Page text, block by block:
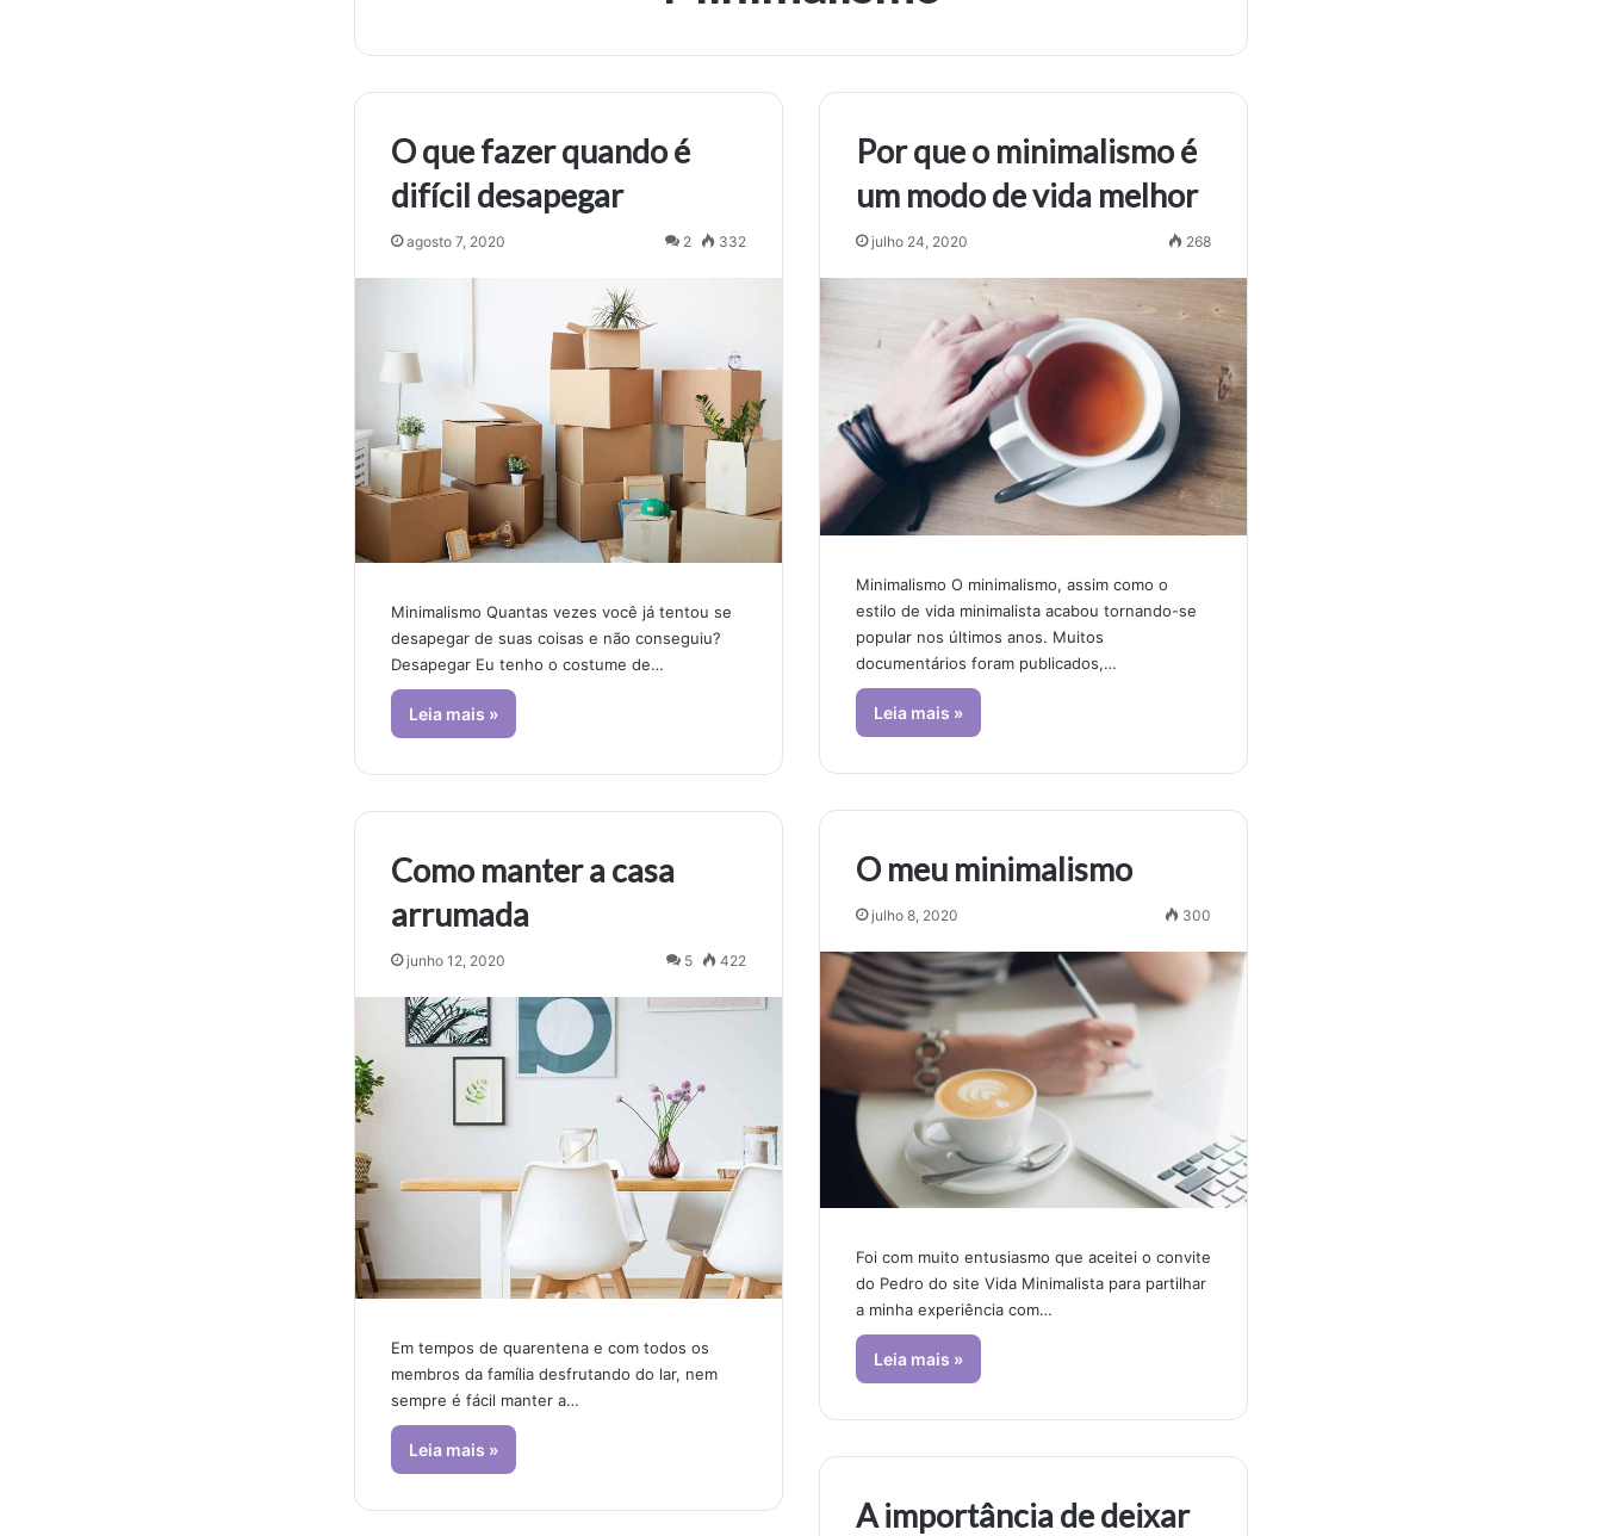
O que fazer quando é
difícil desapegar
agosto 7, 2020 2 332
Minimalismo Quantas vezes você já tentou se
desapegar de suas coisas e não conseguiu?
Desapegar Eu tenho o costume de…
Leia mais »
Por que o minimalismo é
um modo de vida melhor
julho 24, 2020 268
Minimalismo O minimalismo, assim como o
estilo de vida minimalista acabou tornando-se
popular nos últimos anos. Muitos
documentários foram publicados,…
Leia mais »
O meu minimalismo
julho 8, 2020 300
Foi com muito entusiasmo que aceitei o convite
do Pedro do site Vida Minimalista para partilhar
a minha experiência com…
Leia mais »
Como manter a casa
arrumada
junho 12, 2020 5 422
Em tempos de quarentena e com todos os
membros da família desfrutando do lar, nem
sempre é fácil manter a…
Leia mais »
A importância de deixar